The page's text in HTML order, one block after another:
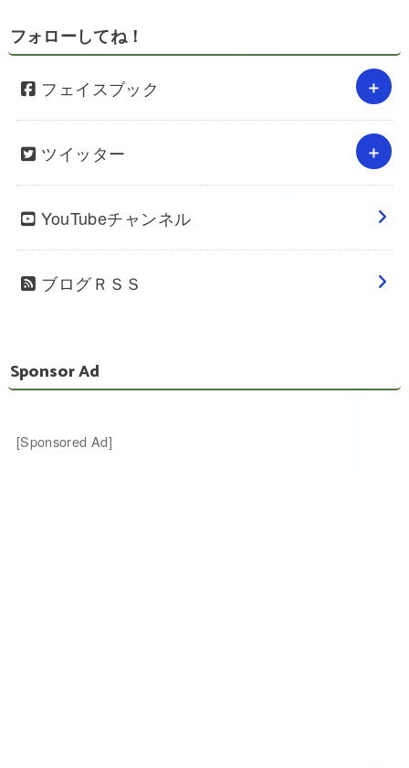
フォローしてね！
フェイスブック
ツイッター
YouTubeチャンネル
ブログＲＳＳ
Sponsor Ad
[Sponsored Ad]